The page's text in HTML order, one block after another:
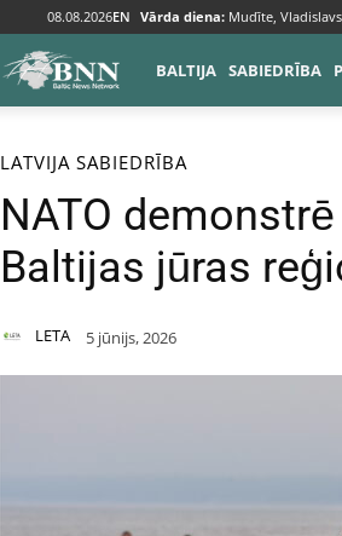
08.08.2026EN Vārda diena: Mudīte,
BALTIJA SABIEDRĪBA
Sākums Baltija Latvija
LATVIJA SABIEDRĪBA
NATO
Baltijas jūras
LETA 5 jūnijs, 2026